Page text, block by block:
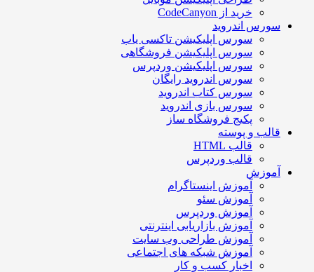
خرید از CodeCanyon
اندروید
سورس اپلیکیشن تاکسی یاب
سورس اپلیکیشن فروشگاهی
سورس اپلیکیشن وردپرس
سورس اندروید رایگان
سورس کتاب اندروید
سورس بازی اندروید
پکیج فروشگاه ساز
و پوسته
قالب HTML
قالب وردپرس
آموزش اینستاگرام
آموزش سئو
آموزش وردپرس
آموزش بازاریابی اینترنتی
آموزش طراحی وب سایت
آموزش شبکه های اجتماعی
اخبار کسب و کار